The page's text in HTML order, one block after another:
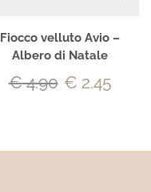
Fiocco velluto Avio –
Albero di Natale
€4.90 € 2.45